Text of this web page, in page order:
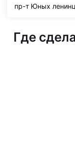
пр-т Юных
Где